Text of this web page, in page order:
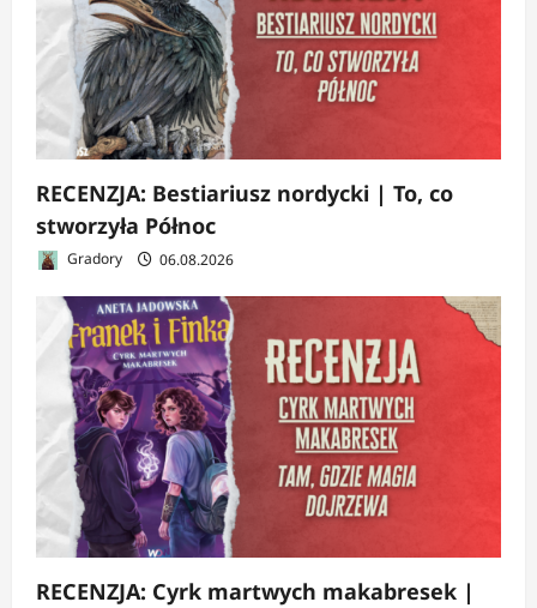
RECENZJA: Bestiariusz nordycki | To, co
stworzyła Północ
Gradory 06.08.2026
RECENZJA: Cyrk martwych makabresek |